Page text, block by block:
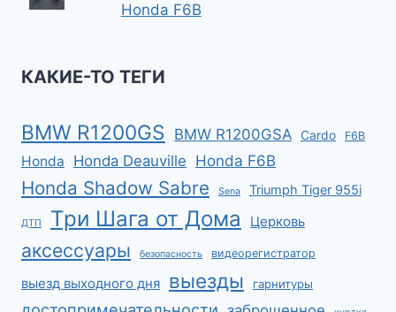
Honda F6B
КАКИЕ-ТО ТЕГИ
BMW R1200GS BMW R1200GSA Cardo F6B
Honda Honda Deauville Honda F6B
Honda Shadow Sabre Sena Triumph Tiger 955i
ДТП Три Шага от Дома Церковь
аксессуары безопасность видеорегистратор
выезд выходного дня выезды гарнитуры